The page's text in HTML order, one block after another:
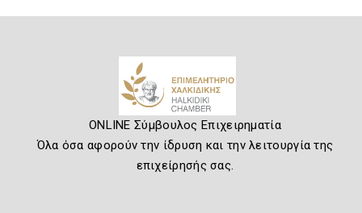
ONLINE Σύμβουλος Επιχειρηματία
Όλα όσα αφορούν την ίδρυση και την λειτουργία της
επιχείρησής σας.